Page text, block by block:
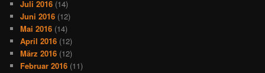
Juli 2016 (14)
Juni 2016 (12)
Mai 2016 (14)
April 2016 (12)
März 2016 (12)
Februar 2016 (11)